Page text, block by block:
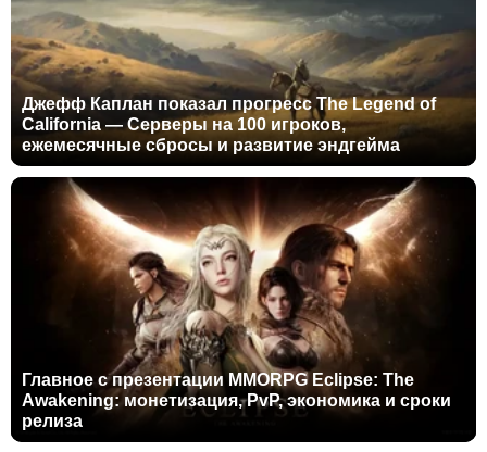
Джефф Каплан показал прогресс The Legend of
California — Серверы на 100 игроков,
ежемесячные сбросы и развитие эндгейма
Главное с презентации MMORPG Eclipse: The
Awakening: монетизация, PvP, экономика и сроки
релиза